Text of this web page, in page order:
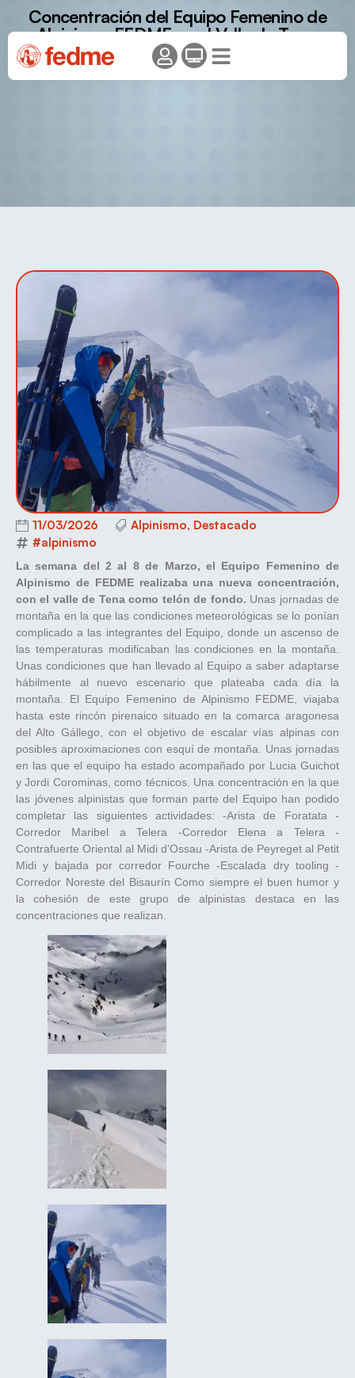
Concentración del Equipo Femenino de
Alpinismo FEDME en el Valle de Tena.
11/03/2026 Alpinismo, Destacado
#alpinismo
La semana del 2 al 8 de Marzo, el Equipo Femenino de
Alpinismo de FEDME realizaba una nueva concentración,
con el valle de Tena como telón de fondo. Unas jornadas de
montaña en la que las condiciones meteorológicas se lo ponían
complicado a las integrantes del Equipo, donde un ascenso de
las temperaturas modificaban las condiciones en la montaña.
Unas condiciones que han llevado al Equipo a saber adaptarse
hábilmente al nuevo escenario que plateaba cada día la
montaña. El Equipo Femenino de Alpinismo FEDME, viajaba
hasta este rincón pirenaico situado en la comarca aragonesa
del Alto Gállego, con el objetivo de escalar vías alpinas con
posibles aproximaciones con esquí de montaña. Unas jornadas
en las que el equipo ha estado acompañado por Lucia Guichot
y Jordi Corominas, como técnicos. Una concentración en la que
las jóvenes alpinistas que forman parte del Equipo han podido
completar las siguientes actividades: -Arista de Foratata -
Corredor Maribel a Telera -Corredor Elena a Telera -
Contrafuerte Oriental al Midi d’Ossau -Arista de Peyreget al Petit
Midi y bajada por corredor Fourche -Escalada dry tooling -
Corredor Noreste del Bisaurín Como siempre el buen humor y
la cohesión de este grupo de alpinistas destaca en las
concentraciones que realizan.